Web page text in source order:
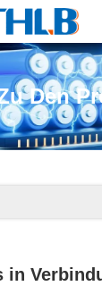
Den
in